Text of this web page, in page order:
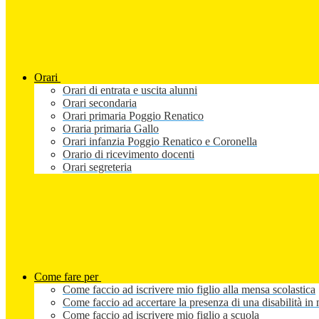
Orari
Orari di entrata e uscita alunni
Orari secondaria
Orari primaria Poggio Renatico
Oraria primaria Gallo
Orari infanzia Poggio Renatico e Coronella
Orario di ricevimento docenti
Orari segreteria
Come fare per
Come faccio ad iscrivere mio figlio alla mensa scolastica
Come faccio ad accertare la presenza di una disabilità
Come faccio ad iscrivere mio figlio a scuola